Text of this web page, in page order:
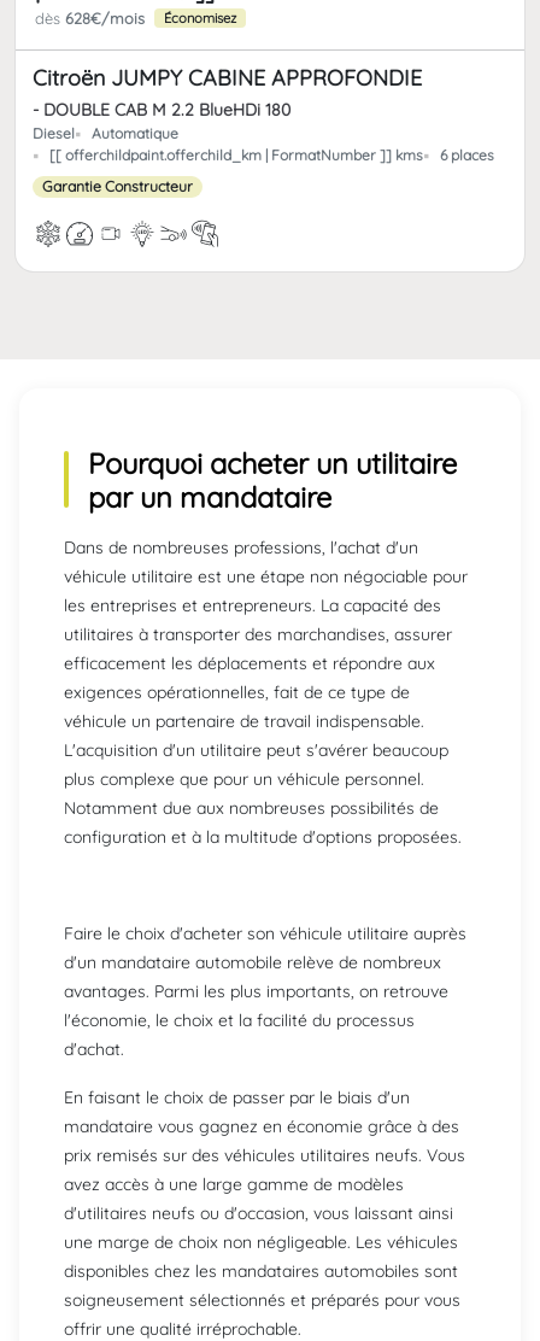
dès 628€/mois Économisez
Citroën JUMPY CABINE APPROFONDIE
- DOUBLE CAB M 2.2 BlueHDi 180
Diesel
Automatique
[[ offerchildpaint.offerchild_km | FormatNumber ]] kms
6 places
Garantie Constructeur
Pourquoi acheter un utilitaire
par un mandataire
Dans de nombreuses professions, l'achat d'un
véhicule utilitaire est une étape non négociable pour
les entreprises et entrepreneurs. La capacité des
utilitaires à transporter des marchandises, assurer
efficacement les déplacements et répondre aux
exigences opérationnelles, fait de ce type de
véhicule un partenaire de travail indispensable.
L'acquisition d'un utilitaire peut s'avérer beaucoup
plus complexe que pour un véhicule personnel.
Notamment due aux nombreuses possibilités de
configuration et à la multitude d'options proposées.
Faire le choix d'acheter son véhicule utilitaire auprès
d'un mandataire automobile relève de nombreux
avantages. Parmi les plus importants, on retrouve
l'économie, le choix et la facilité du processus
d'achat.
En faisant le choix de passer par le biais d'un
mandataire vous gagnez en économie grâce à des
prix remisés sur des véhicules utilitaires neufs. Vous
avez accès à une large gamme de modèles
d'utilitaires neufs ou d'occasion, vous laissant ainsi
une marge de choix non négligeable. Les véhicules
disponibles chez les mandataires automobiles sont
soigneusement sélectionnés et préparés pour vous
offrir une qualité irréprochable.